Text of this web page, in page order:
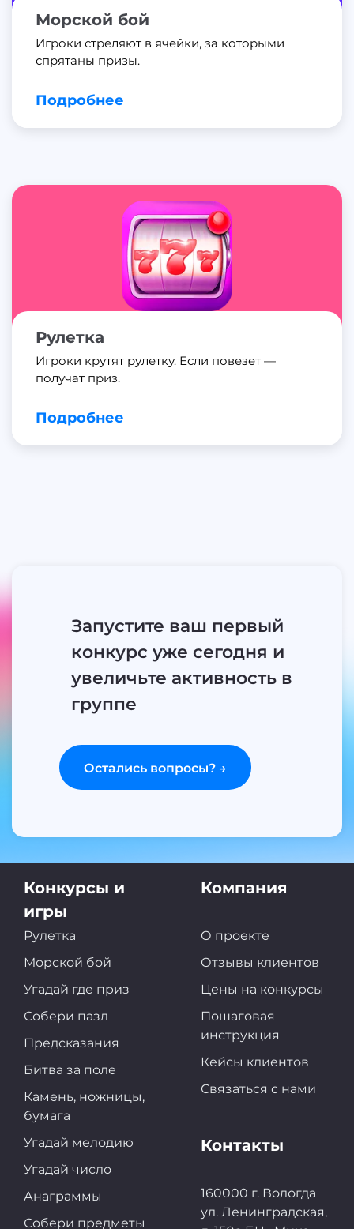
Морской бой
Игроки стреляют в ячейки, за которыми
спрятаны призы.
Подробнее
Рулетка
Игроки крутят рулетку. Если повезет —
получат приз.
Подробнее
Запустите ваш первый
конкурс уже сегодня и
увеличьте активность в
группе
Остались вопросы? →
Конкурсы и
игры
Рулетка
Морской бой
Угадай где приз
Собери пазл
Предсказания
Битва за поле
Камень, ножницы,
бумага
Угадай мелодию
Угадай число
Анаграммы
Собери предметы
Компания
О проекте
Отзывы клиентов
Цены на конкурсы
Пошаговая
инструкция
Кейсы клиентов
Связаться с нами
Контакты
160000 г. Вологда
ул. Ленинградская,